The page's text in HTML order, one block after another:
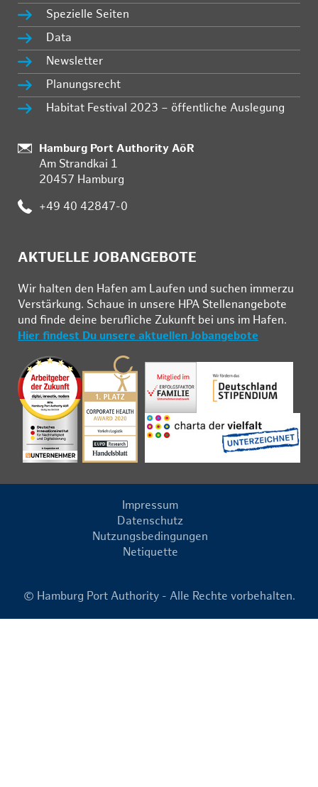
Spezielle Seiten
Data
Newsletter
Planungsrecht
Habitat Festival 2023 – öffentliche Auslegung
Standort:
Hamburg Port Authority AöR
Am Strandkai 1
20457 Hamburg
Telefon:
+49 40 42847-0
AKTUELLE JOBANGEBOTE
Wir hal­ten den Ha­fen am Lau­fen und su­chen im­mer­zu
Ver­stär­kung. Schau­e in un­se­re HPA Stel­len­an­ge­bo­te
und fin­de deine be­ruf­li­che Zu­kunft bei uns im Ha­fen.
Hier findest Du unsere aktuellen Jobangebote
Impressum
Datenschutz
Nutzungsbedingungen
Netiquette
© Hamburg Port Authority - Alle Rechte vorbehalten.